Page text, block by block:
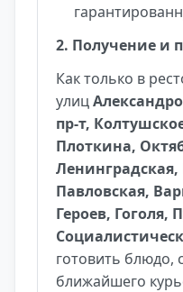
2. Получение и
Как только в
улиц
пр-т,
Плоткина,
Павловская,
Героев, Гоголя,
готовить блюдо,
ближайшего